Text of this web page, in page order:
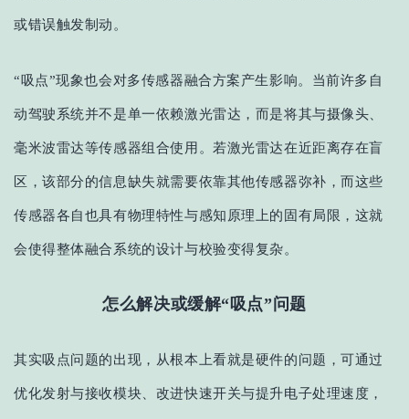
或错误触发制动。
“吸点”现象也会对多传感器融合方案产生影响。当前许多自
动驾驶系统并不是单一依赖激光雷达，而是将其与摄像头、
毫米波雷达等传感器组合使用。若激光雷达在近距离存在盲
区，该部分的信息缺失就需要依靠其他传感器弥补，而这些
传感器各自也具有物理特性与感知原理上的固有局限， 这就
会使得整体融合系统的设计与校验变得复杂。
怎么解决或缓解“吸点”问题
其实吸点问题的出现，从根本上看就是硬件的问题，可通过
优化发射与接收模块、改进快速开关与提升电子处理速度，